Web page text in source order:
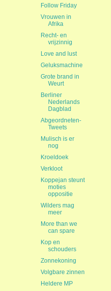
Follow Friday
Vrouwen in
Afrika
Recht- en
vrijzinnig
Love and lust
Geluksmachine
Grote brand in
Weurt
Berliner
Nederlands
Dagblad
Abgeordneten-
Tweets
Mulisch is er
nog
Kroeldoek
Verkloot
Koppejan steunt
moties
oppositie
Wilders mag
meer
More than we
can spare
Kop en
schouders
Zonnekoning
Volgbare zinnen
Heldere MP